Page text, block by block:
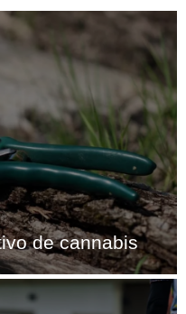
de cannabis